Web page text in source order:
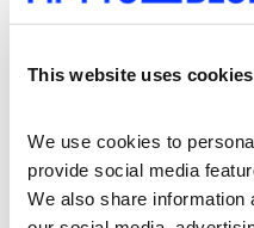
This website uses cookies
We use cookies to
provide social media
We also share information